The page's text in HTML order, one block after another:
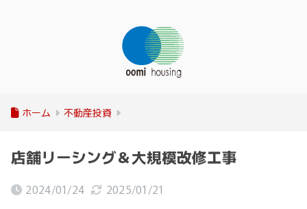
ホーム 不動産投資
店舗リーシング＆大規模改修工事
2024/01/24 2025/01/21